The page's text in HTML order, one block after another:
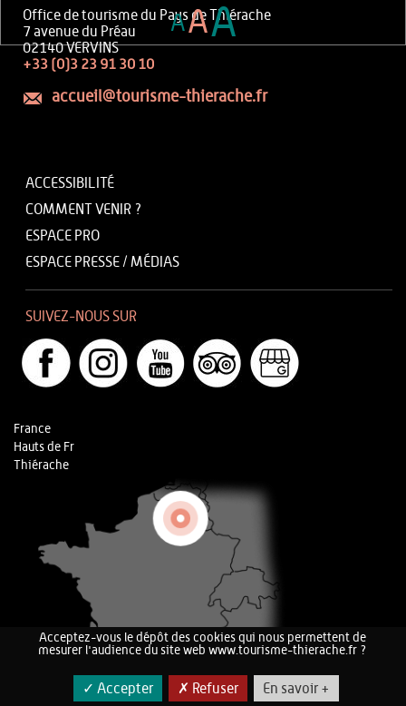
Office de tourisme du Pays de Thiérache
7 avenue du Préau
02140 VERVINS
+33 (0)3 23 91 30 10
accueil@tourisme-thierache.fr
ACCESSIBILITÉ
COMMENT VENIR ?
ESPACE PRO
ESPACE PRESSE / MÉDIAS
SUIVEZ-NOUS SUR
France
Hauts de Fr
Thiérache
AAA
Acceptez-vous le dépôt des cookies qui nous permettent de
mesurer l'audience du site web www.tourisme-thierache.fr ?
✓ Accepter ✗ Refuser En savoir +